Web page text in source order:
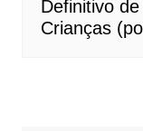
Definitivo
Crianças